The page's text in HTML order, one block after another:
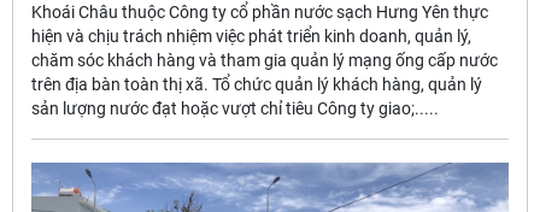
Khoái Châu thuộc Công ty cổ phần nước sạch Hưng Yên thực
hiện và chịu trách nhiệm việc phát triển kinh doanh, quản lý,
chăm sóc khách hàng và tham gia quản lý mạng ống cấp nước
trên địa bàn toàn thị xã. Tổ chức quản lý khách hàng, quản lý
sản lượng nước đạt hoặc vượt chỉ tiêu Công ty giao;.....